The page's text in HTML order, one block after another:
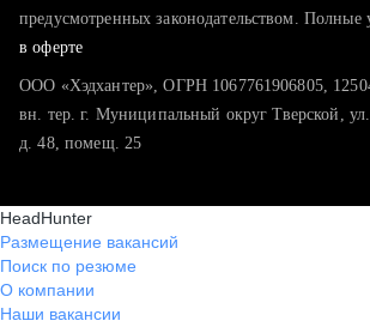
предусмотренных законодательством. Полные
в оферте
ООО «Хэдхантер», ОГРН 1067761906805,
вн. тер. г. Муниципальный округ Тверской, ул.
д. 48, помещ. 25
HeadHunter
Размещение вакансий
Поиск по резюме
О компании
Наши вакансии